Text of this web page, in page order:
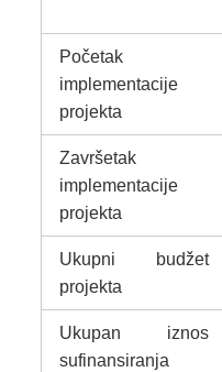
Početak
implementacije
projekta
Završetak
implementacije
projekta
Ukupni budžet
projekta
Ukupan iznos
sufinansiranja